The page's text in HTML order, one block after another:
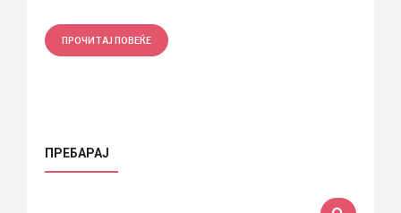
ПРОЧИТАЈ ПОВЕЌЕ
ПРЕБАРАЈ